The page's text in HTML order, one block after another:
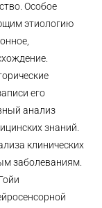
Особое
этиологию
его
анализ
знаний.
клинических
заболеваниям.